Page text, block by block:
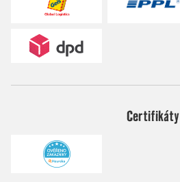
Certifikáty